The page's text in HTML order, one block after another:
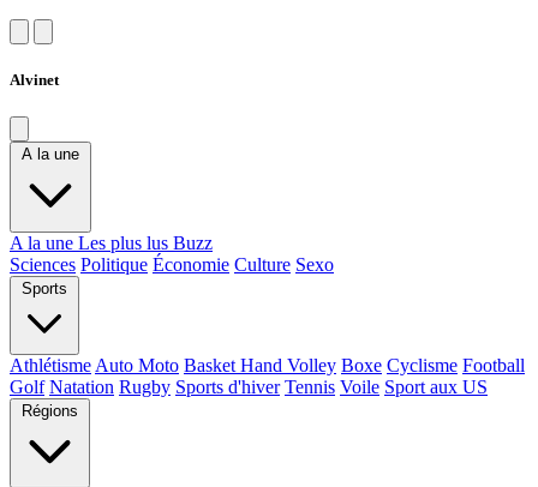
Alvinet
A la une
A la une Les plus lus Buzz
Sciences Politique Économie Culture Sexo
Sports
Athlétisme Auto Moto Basket Hand Volley Boxe Cyclisme Football
Golf Natation Rugby Sports d'hiver Tennis Voile Sport aux US
Régions